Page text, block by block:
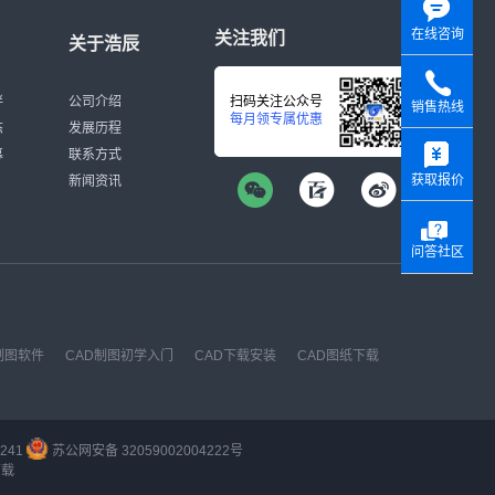
关于浩辰
公司介绍
发展历程
联系方式
新闻资讯
关注我们
扫码关注公众号
每月领专属优惠
图软件 CAD制图初学入门 CAD下载安装
CAD图纸下载
苏公网安备 32059002004222号
在线咨询
销售热线
获取报价
问答社区